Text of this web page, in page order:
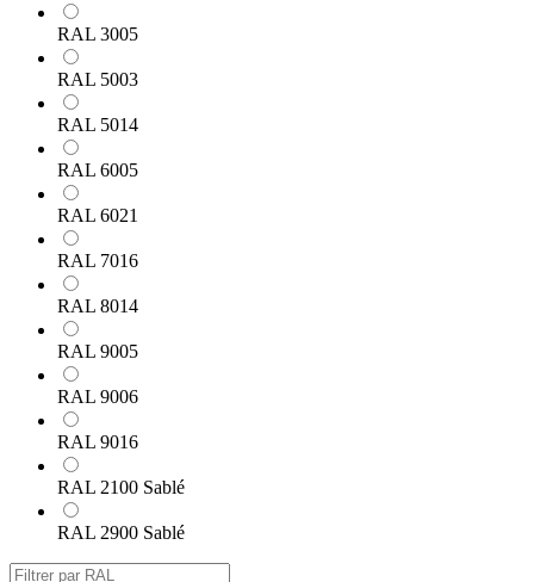
RAL 3005
RAL 5003
RAL 5014
RAL 6005
RAL 6021
RAL 7016
RAL 8014
RAL 9005
RAL 9006
RAL 9016
RAL 2100 Sablé
RAL 2900 Sablé